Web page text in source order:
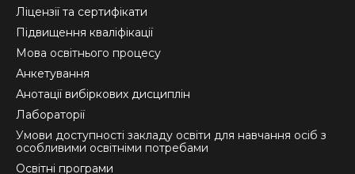
windowwindowwindow
Ліцензії та сертифікати
Підвищення кваліфікації
Мова освітнього процесу
Анкетування
Анотації вибіркових дисциплін
Лабораторії
Умови доступності закладу освіти для навчання осіб з
особливими освітніми потребами
Освітні програми